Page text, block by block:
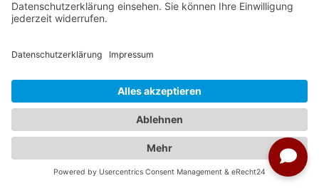
Kein Bild gefunden
Weitere Städte aus Peru
Lima
Trujillo
Cusco (Cuzco)
Juliaca